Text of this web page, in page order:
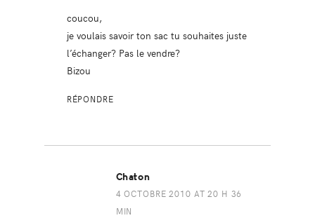
coucou,
je voulais savoir ton sac tu souhaites juste
l’échanger? Pas le vendre?
Bizou
RÉPONDRE
Chaton
4 OCTOBRE 2010 AT 20 H 36
MIN